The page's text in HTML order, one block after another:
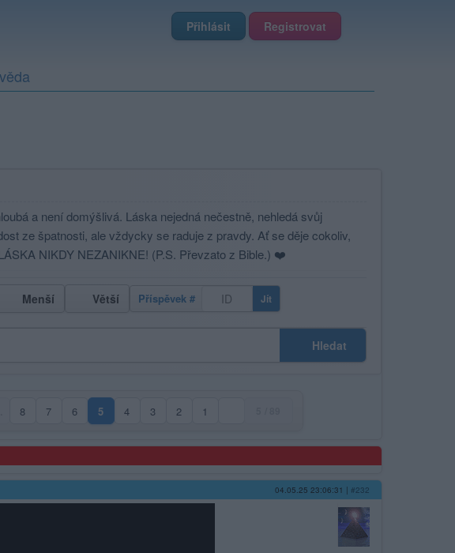
Přihlásit Registrovat
a není domýšlivá. Láska nejedná nečestně, nehledá svůj
ze špatnosti, ale vždycky se raduje z pravdy. Ať se děje cokoliv,
NIKDY NEZANIKNE! (P.S. Převzato z Bible.) ❤️
Menší Větší Příspěvek # Jít
Hledat
8 7 6 5(aktuální strana)
4 3 2 1
04.05.25 23:06:31 | #232